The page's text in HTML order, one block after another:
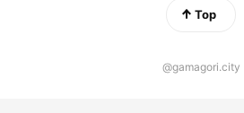
Top
@gamagori.city